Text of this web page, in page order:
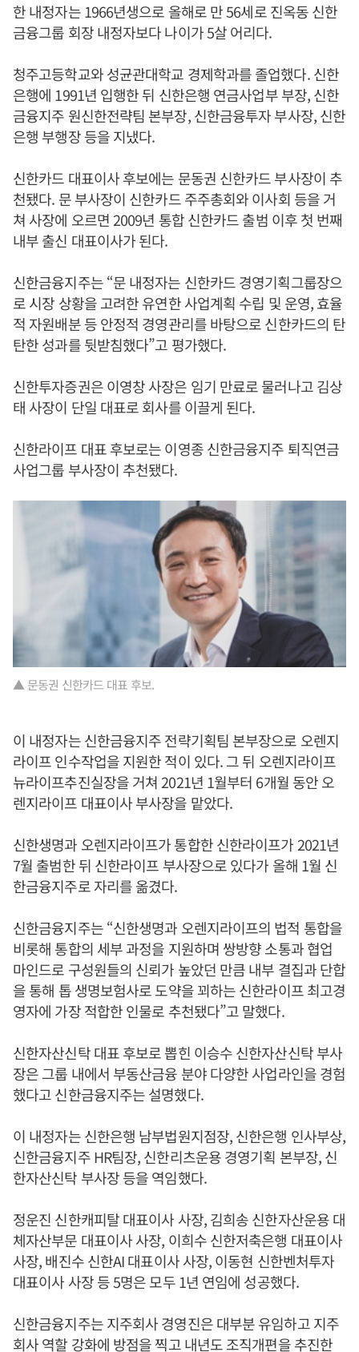
한 내정자는 1966년생으로 올해로 만 56세로 진옥동 신한
금융그룹 회장 내정자보다 나이가 5살 어리다.
청주고등학교와 성균관대학교 경제학과를 졸업했다. 신한
은행에 1991년 입행한 뒤 신한은행 연금사업부 부장, 신한
금융지주 원신한전략팀 본부장, 신한금융투자 부사장, 신한
은행 부행장 등을 지냈다.
신한카드 대표이사 후보에는 문동권 신한카드 부사장이 추
천됐다. 문 부사장이 신한카드 주주총회와 이사회 등을 거
쳐 사장에 오르면 2009년 통합 신한카드 출범 이후 첫 번째
내부 출신 대표이사가 된다.
신한금융지주는 “문 내정자는 신한카드 경영기획그룹장으
로 시장 상황을 고려한 유연한 사업계획 수립 및 운영, 효율
적 자원배분 등 안정적 경영관리를 바탕으로 신한카드의 탄
탄한 성과를 뒷받침했다”고 평가했다.
신한투자증권은 이영창 사장은 임기 만료로 물러나고 김상
태 사장이 단일 대표로 회사를 이끌게 된다.
신한라이프 대표 후보로는 이영종 신한금융지주 퇴직연금
사업그룹 부사장이 추천됐다.
▲ 문동권 신한카드 대표 후보.
이 내정자는 신한금융지주 전략기획팀 본부장으로 오렌지
라이프 인수작업을 지원한 적이 있다. 그 뒤 오렌지라이프
뉴라이프추진실장을 거쳐 2021년 1월부터 6개월 동안 오
렌지라이프 대표이사 부사장을 맡았다.
신한생명과 오렌지라이프가 통합한 신한라이프가 2021년
7월 출범한 뒤 신한라이프 부사장으로 있다가 올해 1월 신
한금융지주로 자리를 옮겼다.
신한금융지주는 “신한생명과 오렌지라이프의 법적 통합을
비롯해 통합의 세부 과정을 지원하며 쌍방향 소통과 협업
마인드로 구성원들의 신뢰가 높았던 만큼 내부 결집과 단합
을 통해 톱 생명보험사로 도약을 꾀하는 신한라이프 최고경
영자에 가장 적합한 인물로 추천됐다”고 말했다.
신한자산신탁 대표 후보로 뽑힌 이승수 신한자산신탁 부사
장은 그룹 내에서 부동산금융 분야 다양한 사업라인을 경험
했다고 신한금융지주는 설명했다.
이 내정자는 신한은행 남부법원지점장, 신한은행 인사부상,
신한금융지주 HR팀장, 신한리츠운용 경영기획 본부장, 신
한자산신탁 부사장 등을 역임했다.
정운진 신한캐피탈 대표이사 사장, 김희송 신한자산운용 대
체자산부문 대표이사 사장, 이희수 신한저축은행 대표이사
사장, 배진수 신한AI 대표이사 사장, 이동현 신한벤처투자
대표이사 사장 등 5명은 모두 1년 연임에 성공했다.
신한금융지주는 지주회사 경영진은 대부분 유임하고 지주
회사 역할 강화에 방점을 찍고 내년도 조직개편을 추진한